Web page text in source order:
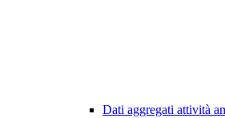
Dati aggregati attività